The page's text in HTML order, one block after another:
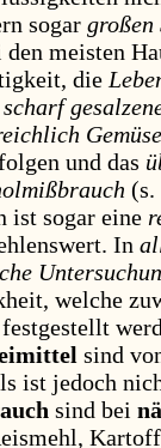
sogar großen
den meisten
die
und das
ist sogar eine
In
welche
sind
ist jedoch
sind bei